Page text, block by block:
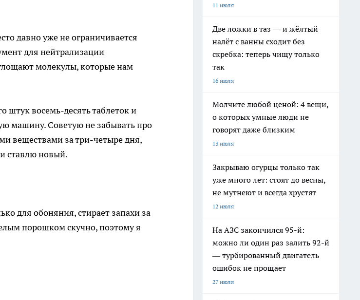
давно уже не ограничивается
для нейтрализации
молекулы, которые нам
штук восемь-десять таблеток и
машину. Советую не забывать про
веществами за три-четыре дня,
ставлю новый.
для обоняния, стирает запахи за
порошком скучно, поэтому я
11 июля
Две ложки в таз — и жёлтый
налёт с ванны сходит без
скребка: теперь чищу только
так
16 июля
Молчите любой ценой: 4 вещи,
о которых умные люди не
говорят даже близким
13 июля
Закрываю огурцы только так
уже много лет: стоят до весны,
не мутнеют и всегда хрустят
12 июля
На АЗС закончился 95-й:
можно ли один раз залить 92-й
— турбированный двигатель
ошибок не прощает
27 июля